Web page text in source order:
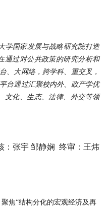
家
学国家发展与战略研究院打造
通过对公共政策的研究分析和
、大网络，跨学科、重交叉，
台通过汇聚校内外、政产学优
文化、生态、法律、外交等领
：张宇 邹静娴 终审：王炜
聚焦“结构分化的宏观经济及再